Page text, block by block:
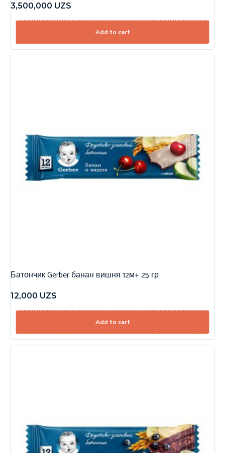
3,500,000 UZS
Add to cart
Батончик Gerber банан вишня 12м+ 25 гр
12,000 UZS
Add to cart